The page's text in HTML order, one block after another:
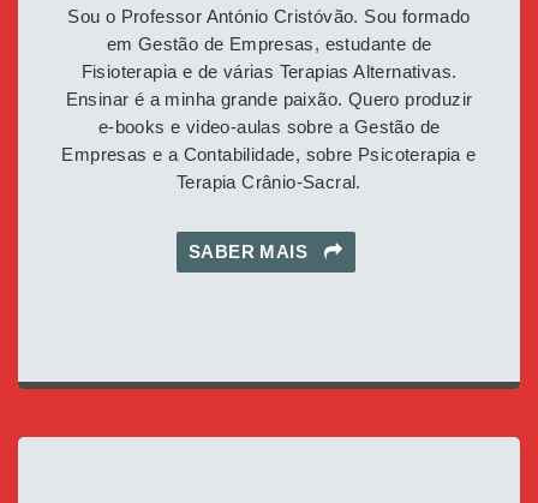
Sou o Professor António Cristóvão. Sou formado
em Gestão de Empresas, estudante de
Fisioterapia e de várias Terapias Alternativas.
Ensinar é a minha grande paixão. Quero produzir
e-books e video-aulas sobre a Gestão de
Empresas e a Contabilidade, sobre Psicoterapia e
Terapia Crânio-Sacral.
SABER MAIS